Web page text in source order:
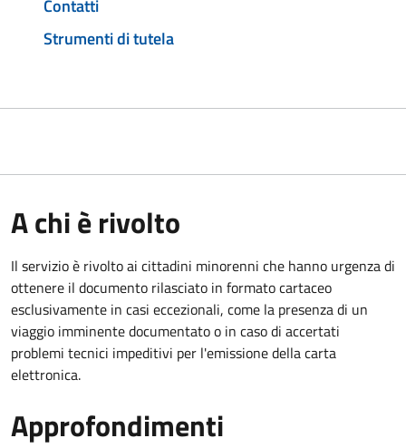
Contatti
Strumenti di tutela
A chi è rivolto
Il servizio è rivolto ai cittadini minorenni che hanno urgenza di
ottenere il documento rilasciato in formato cartaceo
esclusivamente in casi eccezionali, come la presenza di un
viaggio imminente documentato o in caso di accertati
problemi tecnici impeditivi per l'emissione della carta
elettronica.
Approfondimenti